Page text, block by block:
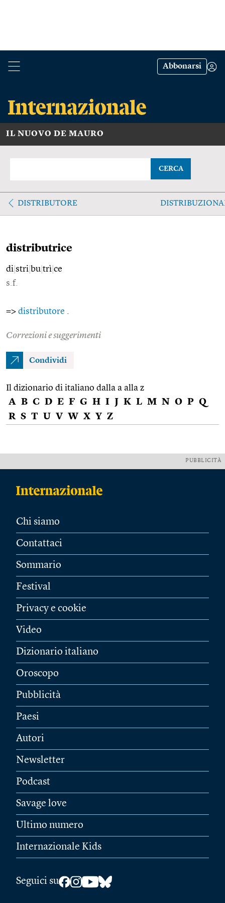
Abbonarsi
IL NUOVO DE MAURO
CERCA
DISTRIBUTORE
distributrice
di stri bu trì ce
s.f.
=> distributore
Correzioni e suggerimenti
Condividi
Il dizionario di italiano dalla a alla z
A B C D E F G H I J K L M N O P Q
R S T U V W X Y Z
PUBBLICITÀ
Chi siamo
Contattaci
Sommario
Festival
Privacy e cookie
Video
Dizionario italiano
Oroscopo
Pubblicità
Paesi
Autori
Newsletter
Podcast
Savage love
Ultimo numero
Internazionale Kids
Seguici su